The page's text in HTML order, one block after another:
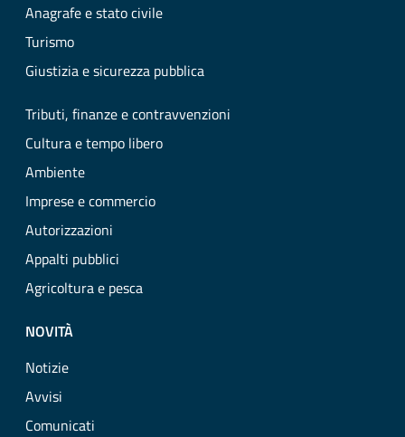
Anagrafe e stato civile
Turismo
Giustizia e sicurezza pubblica
Tributi, finanze e contravvenzioni
Cultura e tempo libero
Ambiente
Imprese e commercio
Autorizzazioni
Appalti pubblici
Agricoltura e pesca
NOVITÀ
Notizie
Avvisi
Comunicati